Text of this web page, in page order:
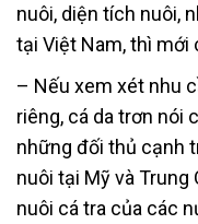
nuôi, diện tích nuôi,
tại Việt Nam, thì mới
– Nếu xem xét nhu
riêng, cá da trơn nói
những đối thủ cạnh
nuôi tại Mỹ và Trung
nuôi cá tra của các